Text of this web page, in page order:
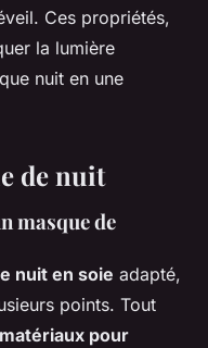
Ces propriétés,
la lumière
nuit en une
de nuit
masque de
nuit en soie adapté,
points. Tout
matériaux pour